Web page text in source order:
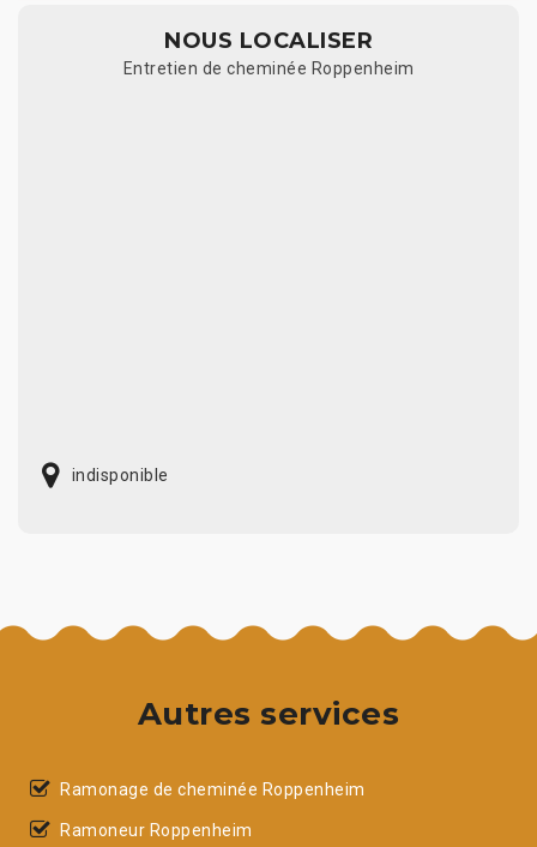
NOUS LOCALISER
Entretien de cheminée Roppenheim
indisponible
Autres services
Ramonage de cheminée Roppenheim
Ramoneur Roppenheim